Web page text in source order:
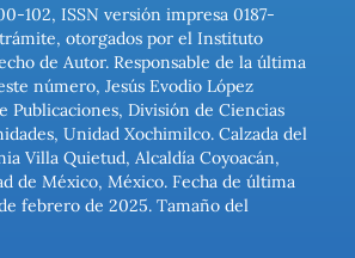
102, ISSN versión impresa 0187-
otorgados por el Instituto
de Autor. Responsable de la última
número, Jesús Evodio López
Publicaciones, División de Ciencias
Unidad Xochimilco. Calzada del
Villa Quietud, Alcaldía Coyoacán,
de México, México. Fecha de última
febrero de 2025. Tamaño del